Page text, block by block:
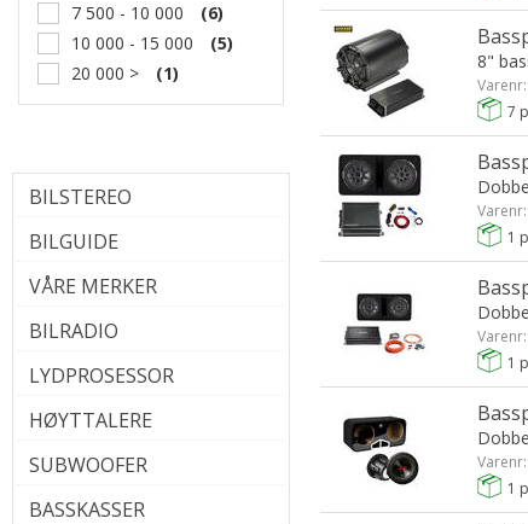
7 500 - 10 000
(6)
10 000 - 15 000
(5)
20 000 >
(1)
BILSTEREO
BILGUIDE
VÅRE MERKER
BILRADIO
LYDPROSESSOR
HØYTTALERE
SUBWOOFER
BASSKASSER
8"
Varenr:
7
Varenr:
1
Varenr:
1
Varenr:
1